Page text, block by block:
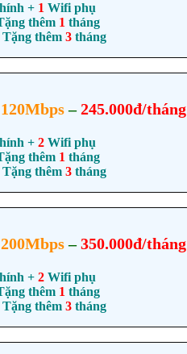
+ 1 Wifi phụ
thêm 1 tháng
Tặng thêm 3 tháng
120Mbps–245.000đ/tháng
+ 2 Wifi phụ
thêm 1 tháng
Tặng thêm 3 tháng
200Mbps–350.000đ/tháng
+ 2 Wifi phụ
thêm 1 tháng
Tặng thêm 3 tháng